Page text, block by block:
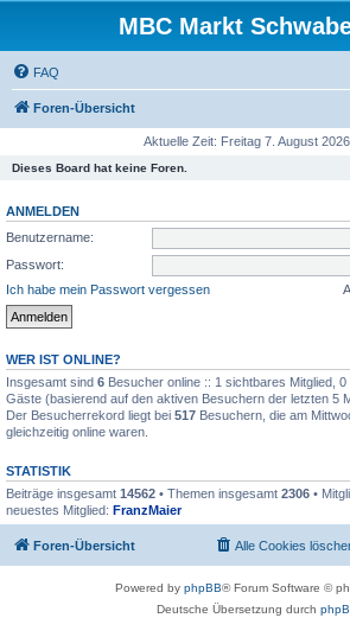
MBC Markt
FAQ
Foren-Übersicht
Aktuelle Zeit: Freitag 7. August
Dieses Board hat keine Foren.
ANMELDEN
Benutzername:
Passwort:
Ich habe mein Passwort vergessen
WER IST ONLINE?
Insgesamt sind 6 Besucher online :: 1 sichtbares Mitglied,
Gäste (basierend auf den aktiven Besuchern der letzten 5
Der Besucherrekord liegt bei 517 Besuchern, die am
gleichzeitig online waren.
STATISTIK
Beiträge insgesamt 14562 • Themen insgesamt 2306 •
neuestes Mitglied: FranzMaier
Foren-Übersicht Alle Cookies
Powered by phpBB® Forum Software ©
Deutsche Übersetzung durch